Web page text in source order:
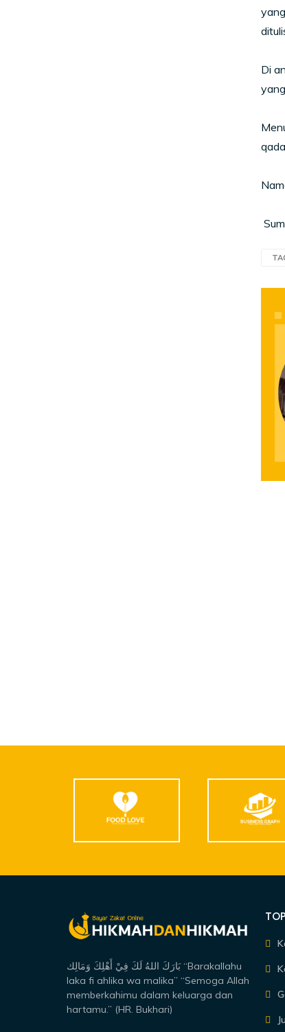
Di
بَارَكَ اللهُ لَكَ فِيْ أَهْلِكَ وَمَالِك “Barakallahu
laka fi ahlika wa malika” “Semoga Allah
memberkahimu dalam keluarga dan
hartamu.” (HR. Bukhari)